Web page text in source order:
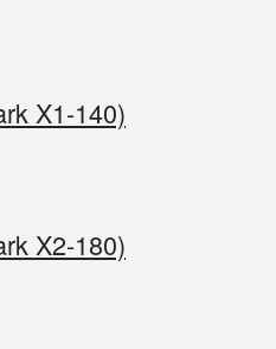
X1-140)
X2-180)